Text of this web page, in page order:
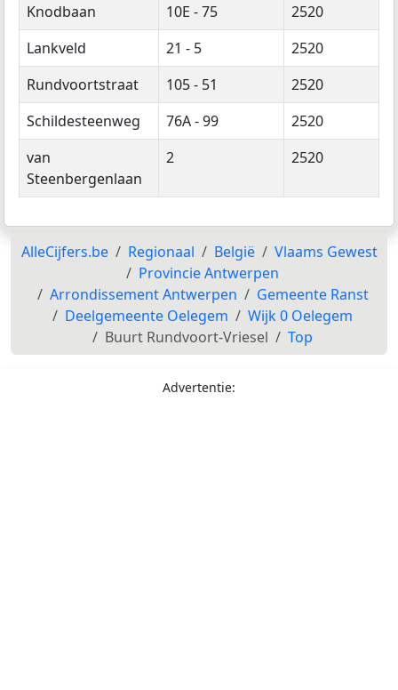
Knodbaan
10E - 75
2520
Lankveld
21 - 5
2520
Rundvoortstraat
105 - 51
2520
Schildesteenweg
76A - 99
2520
van
Steenbergenlaan
2 2520
AlleCijfers.be Regionaal België
Vlaams Gewest
Provincie Antwerpen
Arrondissement Antwerpen
Gemeente Ranst
Deelgemeente Oelegem
Wijk 0 Oelegem
Buurt Rundvoort-Vriesel
Top
Advertentie: